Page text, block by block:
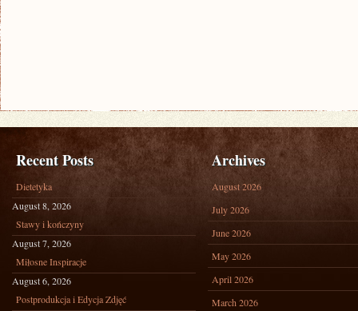
Recent Posts
Dietetyka
August 8, 2026
Stawy i kończyny
August 7, 2026
Miłosne Inspiracje
August 6, 2026
Postprodukcja i Edycja Zdjęć
Archives
August 2026
July 2026
June 2026
May 2026
April 2026
March 2026